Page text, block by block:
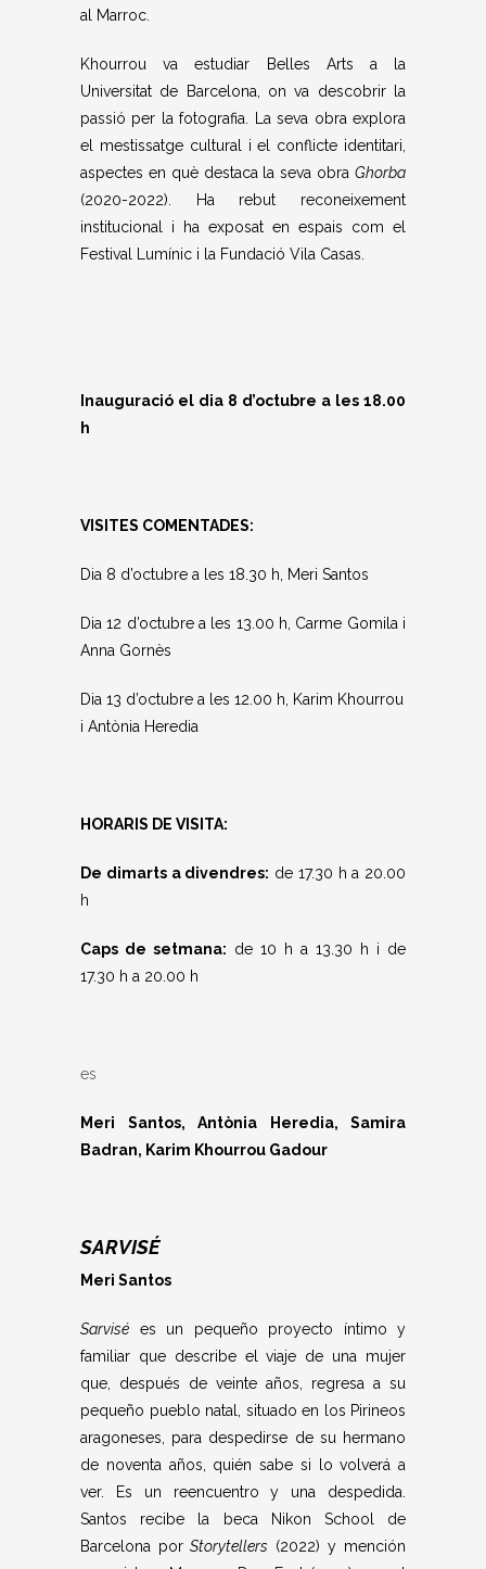
al Marroc.
Khourrou va estudiar Belles Arts a la
Universitat de Barcelona, on va descobrir la
passió per la fotografia. La seva obra explora
el mestissatge cultural i el conflicte identitari,
aspectes en què destaca la seva obra Ghorba
(2020-2022). Ha rebut reconeixement
institucional i ha exposat en espais com el
Festival Lumínic i la Fundació Vila Casas.
Inauguració el dia 8 d’octubre a les 18.00
h
VISITES COMENTADES:
Dia 8 d’octubre a les 18.30 h, Meri Santos
Dia 12 d’octubre a les 13.00 h, Carme Gomila i
Anna Gornès
Dia 13 d’octubre a les 12.00 h,
Karim Khourrou
i Antònia Heredia
HORARIS DE VISITA:
De dimarts a divendres: de 17.30 h a 20.00
h
Caps de setmana: de 10 h a 13.30 h i de
17.30 h a 20.00 h
es
Meri Santos, Antònia Heredia, Samira
Badran, Karim Khourrou Gadour
SARVISÉ
Meri Santos
Sarvisé es un pequeño proyecto íntimo y
familiar que describe el viaje de una mujer
que, después de veinte años, regresa a su
pequeño pueblo natal, situado en los Pirineos
aragoneses, para despedirse de su hermano
de noventa años, quién sabe si lo volverá a
ver. Es un reencuentro y una despedida.
Santos recibe la beca Nikon School de
Barcelona por Storytellers (2022) y mención